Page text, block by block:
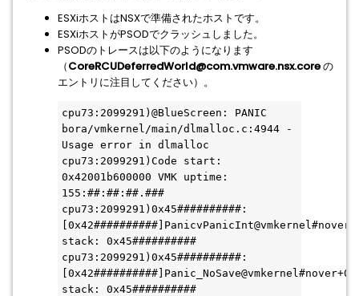
ESXiホストはNSXで準備されたホストです。
ESXiホストがPSODでクラッシュしました。
PSODのトレースは以下のようになります
（CoreRCUDeferredWorld@com.vmware.nsx.coreの
エントリに注目してください）。
cpu73:2099291)@BlueScreen: PANIC
bora/vmkernel/main/dlmalloc.c:4944 -
Usage error in dlmalloc
cpu73:2099291)Code start:
0x42001b600000 VMK uptime:
155:##:##:##.###
cpu73:2099291)0x45##########:
stack: 0x45##########
cpu73:2099291)0x45##########:
stack: 0x45##########